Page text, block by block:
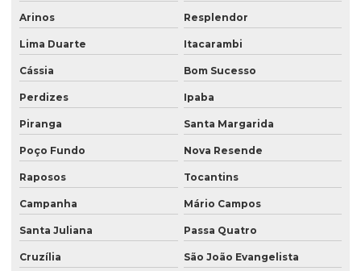
Arinos Resplendor
Lima Duarte Itacarambi
Cássia Bom Sucesso
Perdizes Ipaba
Piranga Santa Margarida
Poço Fundo Nova Resende
Raposos Tocantins
Campanha Mário Campos
Santa Juliana Passa Quatro
Cruzília São João Evangelista